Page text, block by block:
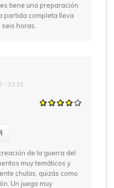
tiene una preparación
partida completa lleva
horas.
- 13:21
de la guerra del
muy temáticos y
chulas, quizás como
Un juego muy